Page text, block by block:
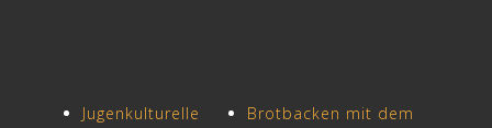
Jugenkulturelle
Brotbacken mit dem